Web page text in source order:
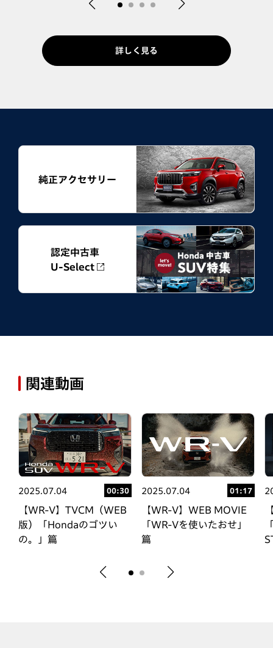
詳しく見る
純正アクセサリー
認定中古車
U-Select
関連動画
2025.07.04 00:30
【WR-V】TVCM（WEB
版）「Hondaのゴツい
の。」篇
2025.07.04 01:17
【WR-V】WEB MOVIE
「WR-Vを使いたおせ」
篇